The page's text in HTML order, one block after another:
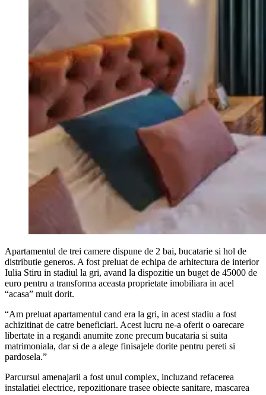
Apartamentul de trei camere dispune de 2 bai, bucatarie si hol de
distributie generos. A fost preluat de echipa de arhitectura de interior
Iulia Stiru in stadiul la gri, avand la dispozitie un buget de 45000 de
euro pentru a transforma aceasta proprietate imobiliara in acel
“acasa” mult dorit.
“Am preluat apartamentul cand era la gri, in acest stadiu a fost
achizitinat de catre beneficiari. Acest lucru ne-a oferit o oarecare
libertate in a regandi anumite zone precum bucataria si suita
matrimoniala, dar si de a alege finisajele dorite pentru pereti si
pardosela.”
Parcursul amenajarii a fost unul complex, incluzand refacerea
instalatiei electrice, repozitionare trasee obiecte sanitare, mascarea